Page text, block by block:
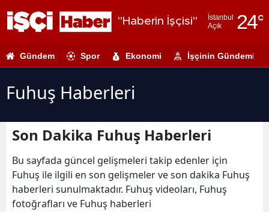
"Haberin İşçisi"
İstanbul
Açık
24°
Adıyaman
Ankara
Antalya
Gündem Spor Ekonomi İşçinin Gündemi
Fuhuş Haberleri
Son Dakika Fuhuş Haberleri
Bu sayfada güncel gelişmeleri takip edenler için
Fuhuş ile ilgili en son gelişmeler ve son dakika Fuhuş
haberleri sunulmaktadır. Fuhuş videoları, Fuhuş
fotoğrafları ve Fuhuş haberleri